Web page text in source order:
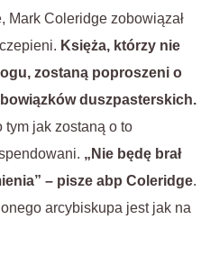
Mark Coleridge zobowiązał
Księża, którzy nie
zostaną poproszeni o
duszpasterskich.
tym jak zostaną o to
„Nie będę brał
– pisze abp Coleridge.
arcybiskupa jest jak na